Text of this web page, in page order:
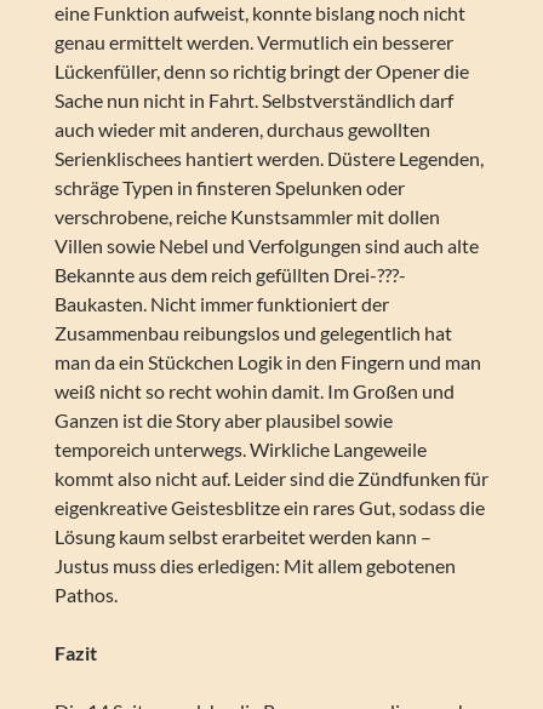
eine Funktion aufweist, konnte bislang noch nicht
genau ermittelt werden. Vermutlich ein besserer
Lückenfüller, denn so richtig bringt der Opener die
Sache nun nicht in Fahrt. Selbstverständlich darf
auch wieder mit anderen, durchaus gewollten
Serienklischees hantiert werden. Düstere Legenden,
schräge Typen in finsteren Spelunken oder
verschrobene, reiche Kunstsammler mit dollen
Villen sowie Nebel und Verfolgungen sind auch alte
Bekannte aus dem reich gefüllten Drei-???-
Baukasten. Nicht immer funktioniert der
Zusammenbau reibungslos und gelegentlich hat
man da ein Stückchen Logik in den Fingern und man
weiß nicht so recht wohin damit. Im Großen und
Ganzen ist die Story aber plausibel sowie
temporeich unterwegs. Wirkliche Langeweile
kommt also nicht auf. Leider sind die Zündfunken für
eigenkreative Geistesblitze ein rares Gut, sodass die
Lösung kaum selbst erarbeitet werden kann –
Justus muss dies erledigen: Mit allem gebotenen
Pathos.
Fazit